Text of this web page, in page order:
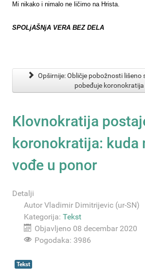
Mi nikako i nimalo ne ličimo na Hrista.
SPOLjAŠNjA VERA BEZ DELA
Opširnije: Obličje pobožnosti lišeno
pobeđuje koronokratija
Klovnokratija
koronokratija: kuda
vođe u ponor
Detalji
Autor Vladimir Dimitrijevic (ur-SN)
Kategorija: Tekst
Objavljeno 08 decembar 2020
Pogodaka: 3986
Tekst